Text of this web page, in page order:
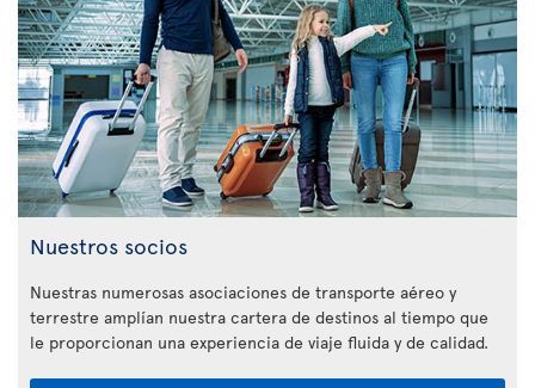
Nuestros socios
Nuestras numerosas asociaciones de transporte aéreo y
terrestre amplían nuestra cartera de destinos al tiempo que
le proporcionan una experiencia de viaje fluida y de calidad.